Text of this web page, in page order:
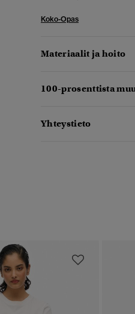
Koko-Opas
Materiaalit ja hoito
100-prosenttista
Yhteystieto